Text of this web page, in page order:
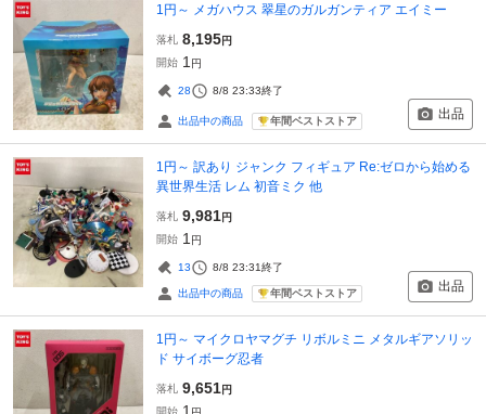
1円～ メガハウス 翠星のガルガンティア エイミー
落札 8,195円
開始 1 円
28 8/8 23:33終了
出品中の商品 年間ベストストア 出品
1円～ 訳あり ジャンク フィギュア Re:ゼロから始める
異世界生活 レム 初音ミク 他
落札 9,981円
開始 1 円
13 8/8 23:31終了
出品中の商品 年間ベストストア 出品
1円～ マイクロヤマグチ リボルミニ メタルギアソリッ
ド サイボーグ忍者
落札 9,651円
開始 1